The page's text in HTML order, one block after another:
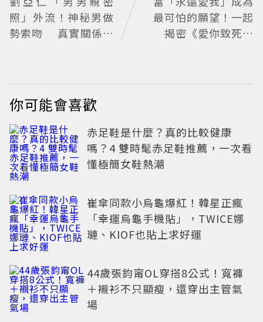
照」外流！神秘男做
勢索吻 真實關係引
最可怕的願望！一起
揭密《愛你致死不
路
你可能會喜歡
赤足鞋是什麼？真的比較健康
嗎？4 雙時髦赤足鞋推薦，一次看
懂極簡女鞋熱潮
崔傘同款小烏龜爆紅！韓星正瘋
「幸運烏龜手機貼」，TWICE娜
璉、KIOF也貼上求好運
44歲張鈞甯OL穿搭8公式！寬褲
＋襯衫不只顯瘦，還穿出主管氣
場